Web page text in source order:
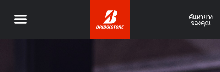
ค้นหายาง
ของคุณ